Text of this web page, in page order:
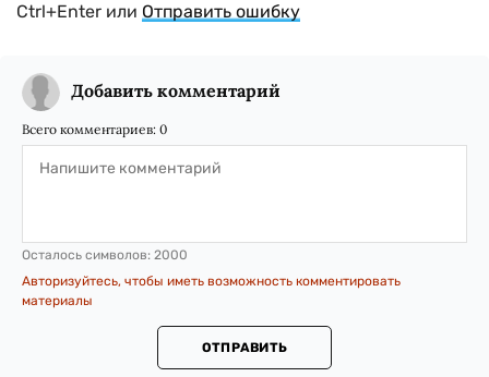
Ctrl+Enter или Отправить ошибку
Добавить комментарий
Всего комментариев: 0
Осталось символов: 2000
Авторизуйтесь, чтобы иметь возможность комментировать
материалы
ОТПРАВИТЬ